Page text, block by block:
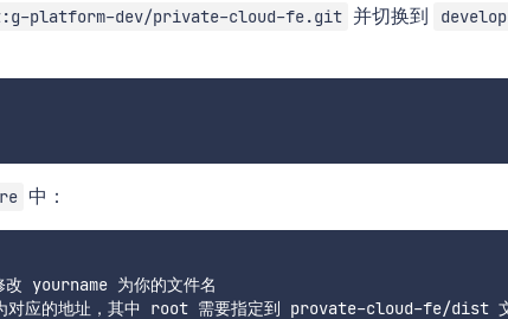
platform-dev/private-cloud-fe.git 并切换到 develop
中：
为你的文件名